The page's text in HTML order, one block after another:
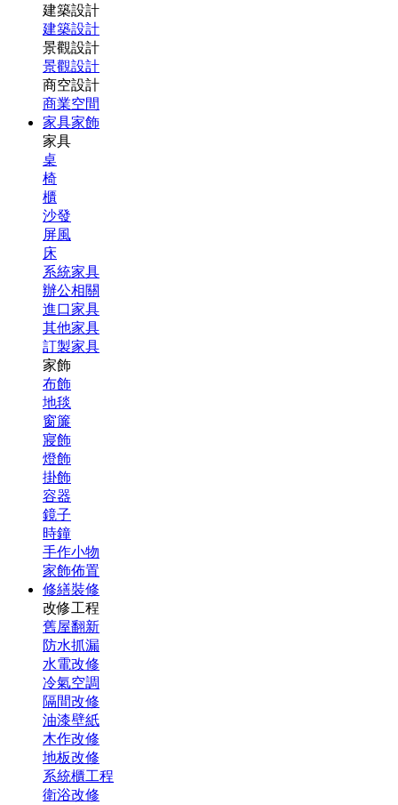
建築設計
建築設計
景觀設計
景觀設計
商空設計
商業空間
家具家飾
家具
桌
椅
櫃
沙發
屏風
床
系統家具
辦公相關
進口家具
其他家具
訂製家具
家飾
布飾
地毯
窗簾
寢飾
燈飾
掛飾
容器
鏡子
時鐘
手作小物
家飾佈置
修繕裝修
改修工程
舊屋翻新
防水抓漏
水電改修
冷氣空調
隔間改修
油漆壁紙
木作改修
地板改修
系統櫃工程
衛浴改修